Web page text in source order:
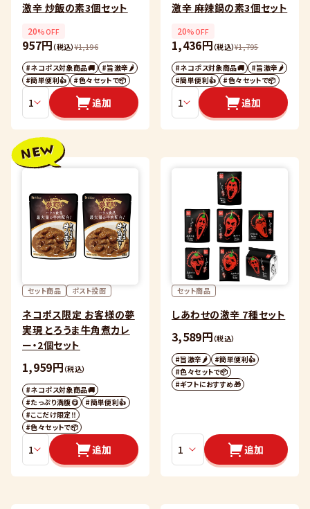
激辛 炒飯の素3個セット
20%OFF
957円（税込）¥1,196
#ネコポス対象商品🚚
#旨激辛🌶
#簡単便利👍
#色々セットで📦
追加
激辛 麻辣鍋の素3個セット
20%OFF
1,436円（税込）¥1,795
#ネコポス対象商品🚚
#旨激辛🌶
#簡単便利👍
#色々セットで📦
追加
セット商品 ポスト投函
ネコポス限定 お客様の夢
実現 とろうま牛角煮カレ
ー・2個セット
1,959円（税込）
#ネコポス対象商品🚚
#たっぷり満腹😋
#簡単便利👍
#ここだけ限定‼️
#色々セットで📦
追加
セット商品
しあわせの激辛 7種セット
3,589円（税込）
#旨激辛🌶
#簡単便利👍
#色々セットで📦
#ギフトにおすすめ🎁
追加